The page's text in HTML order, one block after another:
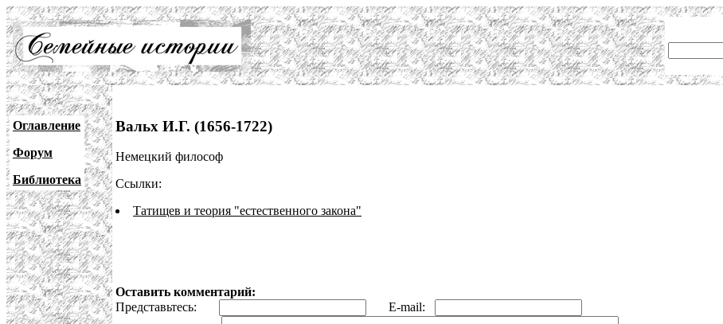
Оглавление
Форум
Библиотека
Вальх И.Г. (1656-1722)
Немецкий философ
Ссылки:
Татищев и теория "естественного закона"
Оставить комментарий:
Представьтесь:
E-mail: